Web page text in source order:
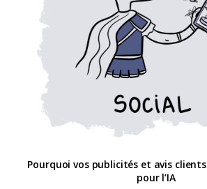
Pourquoi vos publicités et avis
pour l’IA